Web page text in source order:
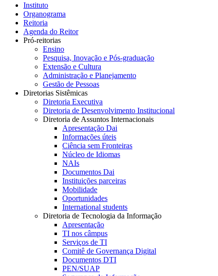
Instituto
Organograma
Reitoria
Agenda do Reitor
Pró-reitorias
Ensino
Pesquisa, Inovação e Pós-graduação
Extensão e Cultura
Administração e Planejamento
Gestão de Pessoas
Diretorias Sistêmicas
Diretoria Executiva
Diretoria de Desenvolvimento Institucional
Diretoria de Assuntos Internacionais
Apresentação Dai
Informações úteis
Ciência sem Fronteiras
Núcleo de Idiomas
NAIs
Documentos Dai
Instituições parceiras
Mobilidade
Oportunidades
International students
Diretoria de Tecnologia da Informação
Apresentação
TI nos câmpus
Serviços de TI
Comitê de Governança Digital
Documentos DTI
PEN/SUAP